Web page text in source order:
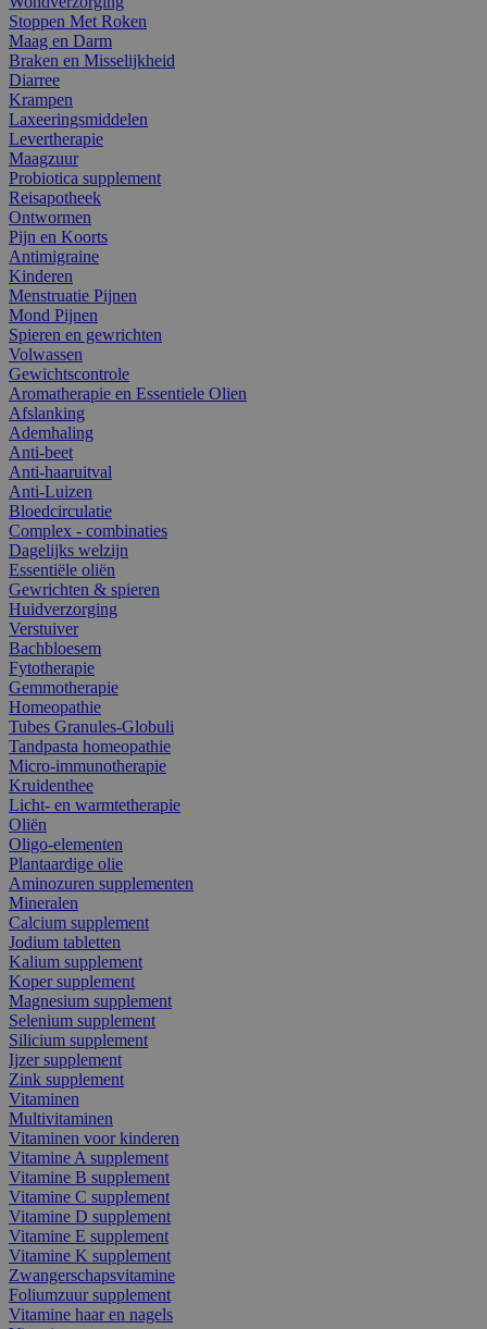
Stoppen Met Roken
Maag en Darm
Braken en Misselijkheid
Diarree
Krampen
Laxeeringsmiddelen
Levertherapie
Maagzuur
Probiotica supplement
Reisapotheek
Ontwormen
Pijn en Koorts
Antimigraine
Kinderen
Menstruatie Pijnen
Mond Pijnen
Spieren en gewrichten
Volwassen
Gewichtscontrole
Aromatherapie en Essentiele Olien
Afslanking
Ademhaling
Anti-beet
Anti-haaruitval
Anti-Luizen
Bloedcirculatie
Complex - combinaties
Dagelijks welzijn
Essentiële oliën
Gewrichten & spieren
Huidverzorging
Verstuiver
Bachbloesem
Fytotherapie
Gemmotherapie
Homeopathie
Tubes Granules-Globuli
Tandpasta homeopathie
Micro-immunotherapie
Kruidenthee
Licht- en warmtetherapie
Oliën
Oligo-elementen
Plantaardige olie
Aminozuren supplementen
Mineralen
Calcium supplement
Jodium tabletten
Kalium supplement
Koper supplement
Magnesium supplement
Selenium supplement
Silicium supplement
Ijzer supplement
Zink supplement
Vitaminen
Multivitaminen
Vitaminen voor kinderen
Vitamine A supplement
Vitamine B supplement
Vitamine C supplement
Vitamine D supplement
Vitamine E supplement
Vitamine K supplement
Zwangerschapsvitamine
Foliumzuur supplement
Vitamine haar en nagels